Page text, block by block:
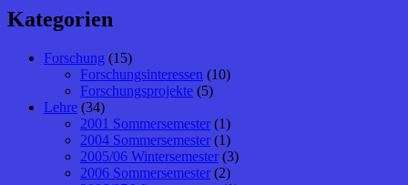
Kategorien
Forschung (15)
Forschungsinteressen (10)
Forschungsprojekte (5)
Lehre (34)
2001 Sommersemester (1)
2004 Sommersemester (1)
2005/06 Wintersemester (3)
2006 Sommersemester (2)